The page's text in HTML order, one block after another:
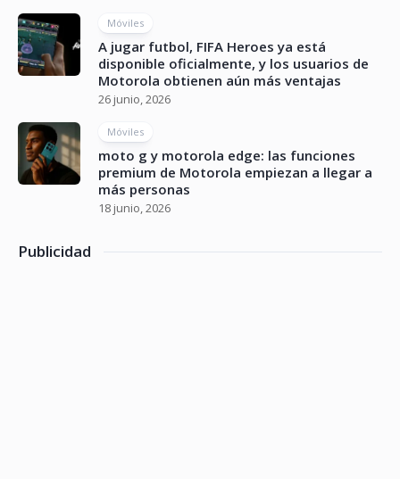
Móviles
A jugar futbol, FIFA Heroes ya está
disponible oficialmente, y los usuarios de
Motorola obtienen aún más ventajas
26 junio, 2026
Móviles
moto g y motorola edge: las funciones
premium de Motorola empiezan a llegar a
más personas
18 junio, 2026
Publicidad